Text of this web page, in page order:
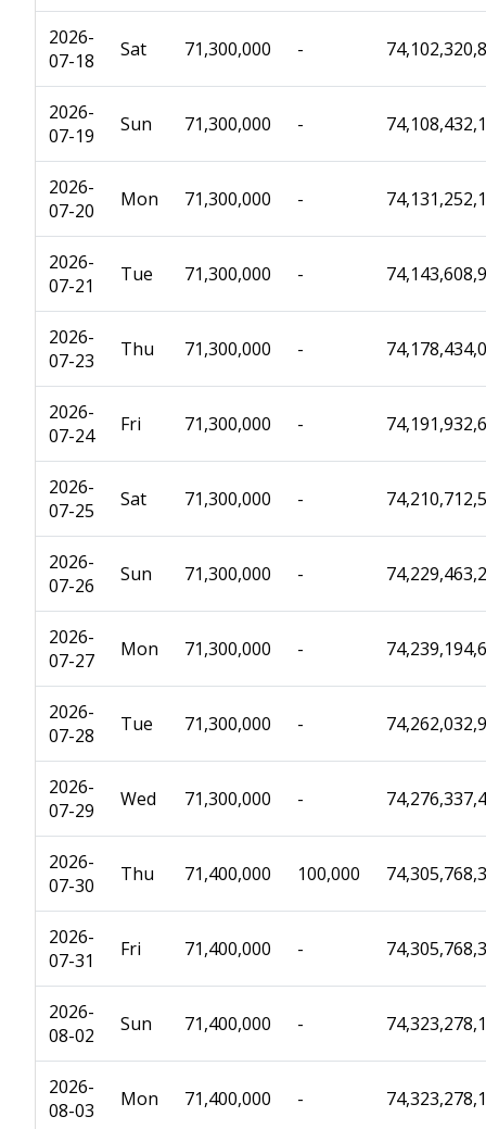
2026-
07-18
Sat 71,300,000 -
2026-
07-19
Sun 71,300,000 -
2026-
07-20
Mon 71,300,000 -
2026-
07-21
Tue 71,300,000 -
2026-
07-23
Thu 71,300,000 -
2026-
07-24
Fri 71,300,000 -
2026-
07-25
Sat 71,300,000 -
2026-
07-26
Sun 71,300,000 -
2026-
07-27
Mon 71,300,000 -
2026-
07-28
Tue 71,300,000 -
2026-
07-29
Wed 71,300,000 -
2026-
07-30
Thu 71,400,000 100,000
2026-
07-31
Fri 71,400,000 -
2026-
08-02
Sun 71,400,000 -
2026-
08-03
Mon 71,400,000 -